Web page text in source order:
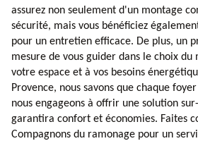
assurez non seulement d'un montage
sécurité, mais vous bénéficiez
pour un entretien efficace. De plus, un
mesure de vous guider dans le choix du
votre espace et à vos besoins
Provence, nous savons que chaque
nous engageons à offrir une solution
garantira confort et économies. Faites
Compagnons du ramonage pour un